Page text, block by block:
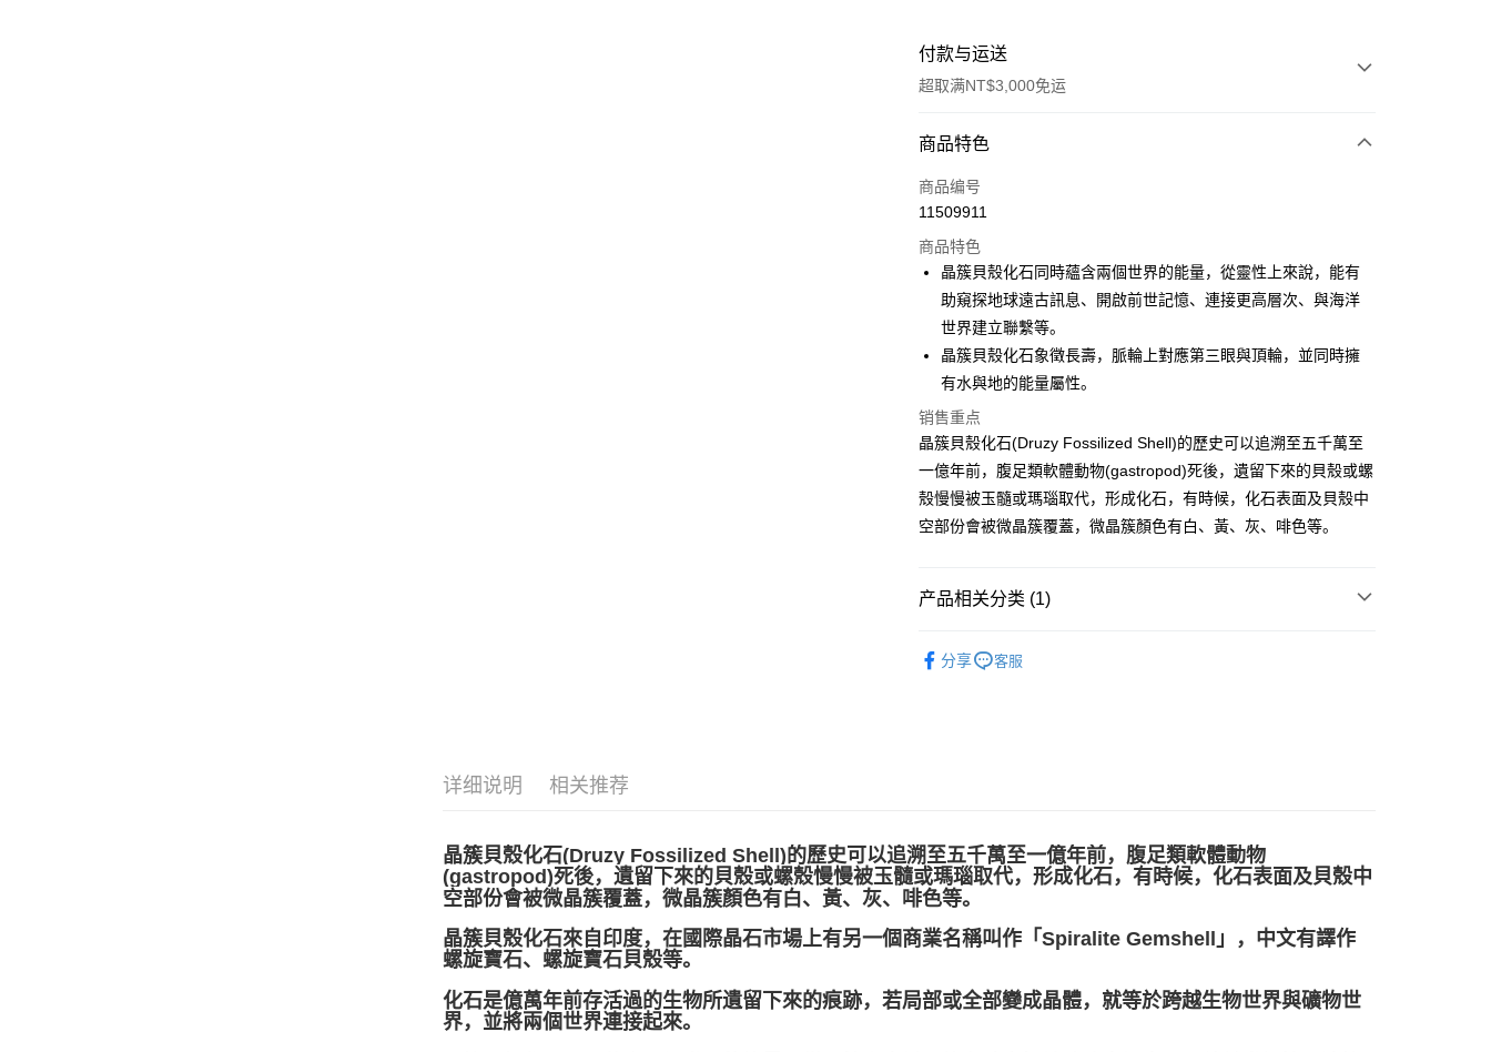
付款与运送
超取满NT$3,000免运
付款方式
信用卡一次付款
LINE Pay
Apple Pay
街口支付
悠遊付
ATM付款
运送方式
免运费
商品特色
商品编号
11509911
商品特色
晶簇貝殼化石同時蘊含兩個世界的能量，從靈性上來說，能有
助窺探地球遠古訊息、開啟前世記憶、連接更高層次、與海洋
世界建立聯繫等。
晶簇貝殼化石象徵長壽，脈輪上對應第三眼與頂輪，並同時擁
有水與地的能量屬性。
销售重点
晶簇貝殼化石(Druzy Fossilized Shell)的歷史可以追溯至五千萬至
一億年前，腹足類軟體動物(gastropod)死後，遺留下來的貝殼或螺
殼慢慢被玉髓或瑪瑙取代，形成化石，有時候，化石表面及貝殼中
空部份會被微晶簇覆蓋，微晶簇顏色有白、黃、灰、啡色等。
产品相关分类 (1)
分享
客服
详细说明 相关推荐
晶簇貝殼化石(Druzy Fossilized Shell)的歷史可以追溯至五千萬至一億年前，腹足類軟體動物
(gastropod)死後，遺留下來的貝殼或螺殼慢慢被玉髓或瑪瑙取代，形成化石，有時候，化石表面及貝殼中
空部份會被微晶簇覆蓋，微晶簇顏色有白、黃、灰、啡色等。
晶簇貝殼化石來自印度，在國際晶石市場上有另一個商業名稱叫作「Spiralite Gemshell」，中文有譯作
螺旋寶石、螺旋寶石貝殼等。
化石是億萬年前存活過的生物所遺留下來的痕跡，若局部或全部變成晶體，就等於跨越生物世界與礦物世
界，並將兩個世界連接起來。